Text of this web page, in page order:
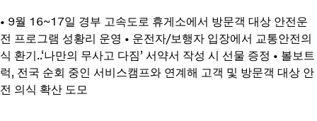
• 9월 16~17일 경부 고속도로 휴게소에서 방문객 대상 안전운
전 프로그램 성황리 운영 • 운전자/보행자 입장에서 교통안전의
식 환기..‘나만의 무사고 다짐’ 서약서 작성 시 선물 증정 • 볼보트
럭, 전국 순회 중인 서비스캠프와 연계해 고객 및 방문객 대상 안
전 의식 확산 도모